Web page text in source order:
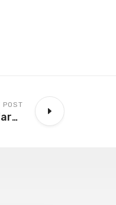
POST
Repetitivo: não é obrigatória a presença de farmacêutico em dispensário de medicamentos em pequenos hospitais